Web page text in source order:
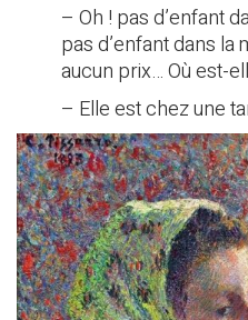
– Oh ! pas d’enfant
pas d’enfant dans la
aucun prix… Où est-
– Elle est chez une